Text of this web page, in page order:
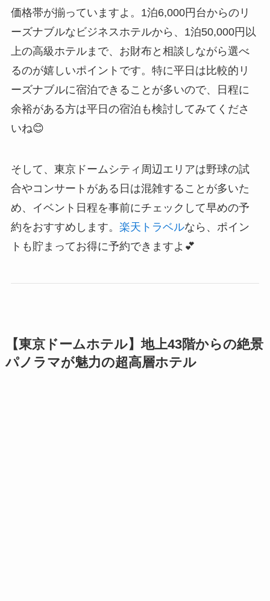
価格帯が揃っていますよ。1泊6,000円台からのリ
ーズナブルなビジネスホテルから、1泊50,000円以
上の高級ホテルまで、お財布と相談しながら選べ
るのが嬉しいポイントです。特に平日は比較的リ
ーズナブルに宿泊できることが多いので、日程に
余裕がある方は平日の宿泊も検討してみてくださ
いね😊
そして、東京ドームシティ周辺エリアは野球の試
合やコンサートがある日は混雑することが多いた
め、イベント日程を事前にチェックして早めの予
約をおすすめします。 楽天トラベルなら、ポイン
トも貯まってお得に予約できますよ💕
【東京ドームホテル】地上43階からの絶景
パノラマが魅力の超高層ホテル